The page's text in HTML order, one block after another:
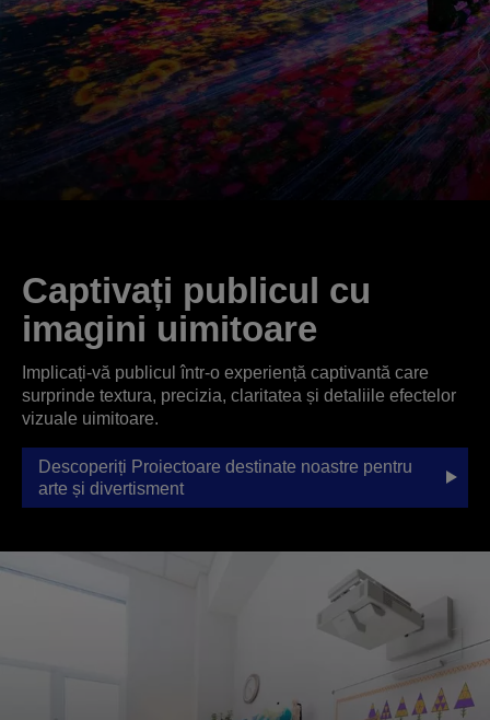
Captivați publicul cu
imagini uimitoare
Implicați-vă publicul într-o experiență captivantă care
surprinde textura, precizia, claritatea și detaliile efectelor
vizuale uimitoare.
Descoperiți Proiectoare destinate noastre pentru
arte și divertisment